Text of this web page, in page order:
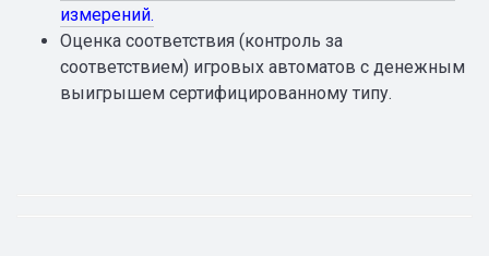
измерений.
Оценка соответствия (контроль за
соответствием) игровых автоматов с денежным
выигрышем сертифицированному типу.